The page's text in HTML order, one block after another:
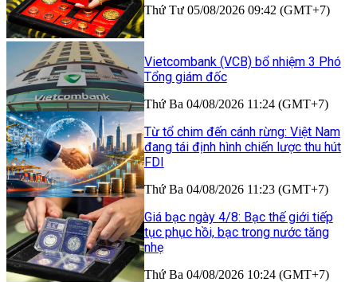
Thứ Tư 05/08/2026 09:42 (GMT+7)
Vietcombank (VCB) bổ nhiệm 3 Phó
Tổng giám đốc
Thứ Ba 04/08/2026 11:24 (GMT+7)
Từ tổ chim đến cánh rừng: Việt Nam
đang tái định hình chiến lược thu hút
FDI
Thứ Ba 04/08/2026 11:23 (GMT+7)
Giá bạc ngày 4/8: Bạc thế giới tiếp
tục phục hồi, bạc trong nước tăng
nhẹ
Thứ Ba 04/08/2026 10:24 (GMT+7)